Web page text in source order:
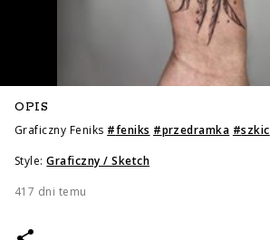
OPIS
Graficzny Feniks #feniks #przedramka #szkic
Style: Graficzny / Sketch
417 dni temu